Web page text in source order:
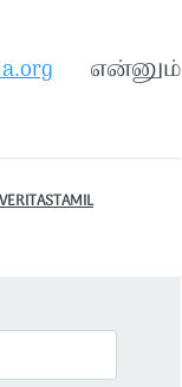
என்னும்
VERITASTAMIL